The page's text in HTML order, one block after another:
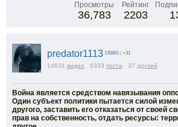
Просмотры
36,783
Рейтинг
2203
predator1113 135891 +31
14631 видео 6333 поста 37 друзей
Война является средством навязывания
Один субъект политики пытается силой
другого, заставить его отказаться от своей
прав на собственность, отдать ресурсы: